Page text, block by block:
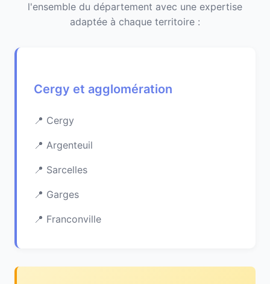
l'ensemble du département avec une expertise
adaptée à chaque territoire :
Cergy et agglomération
Cergy
Argenteuil
Sarcelles
Garges
Franconville